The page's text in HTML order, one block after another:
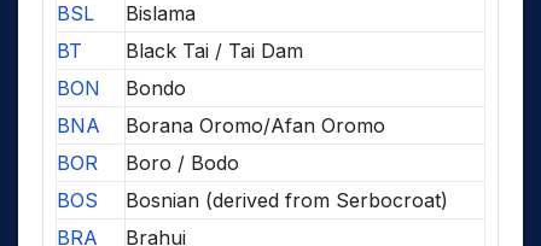
BSL
Bislama
BT
Black Tai / Tai Dam
BON
Bondo
BNA
Borana Oromo/Afan Oromo
BOR
Boro / Bodo
BOS
Bosnian (derived from Serbocroat)
BRA
Brahui